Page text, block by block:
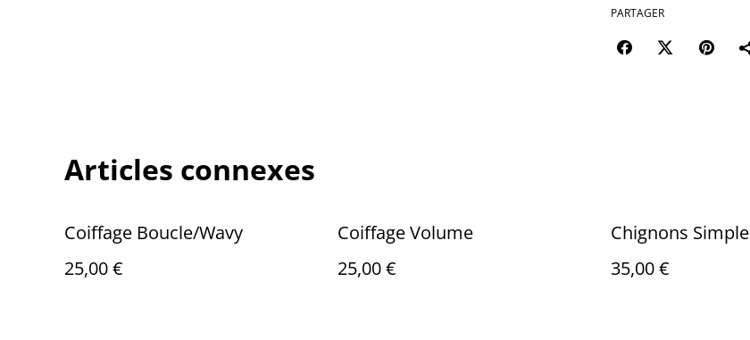
PARTAGER
Articles connexes
Coiffage Boucle/Wavy
25,00 €
Coiffage Volume
25,00 €
Chignons Simple
35,00 €